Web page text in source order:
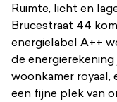
Ruimte, licht en
Brucestraat 44
energielabel A++
de
woonkamer royaal,
een fijne plek van